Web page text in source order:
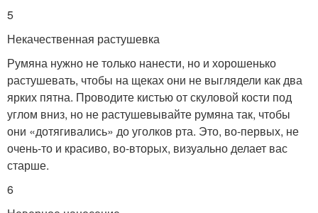
5
Некачественная растушевка
Румяна нужно не только нанести, но и хорошенько
растушевать, чтобы на щеках они не выглядели как два
ярких пятна. Проводите кистью от скуловой кости под
углом вниз, но не растушевывайте румяна так, чтобы
они «дотягивались» до уголков рта. Это, во-первых, не
очень-то и красиво, во-вторых, визуально делает вас
старше.
6